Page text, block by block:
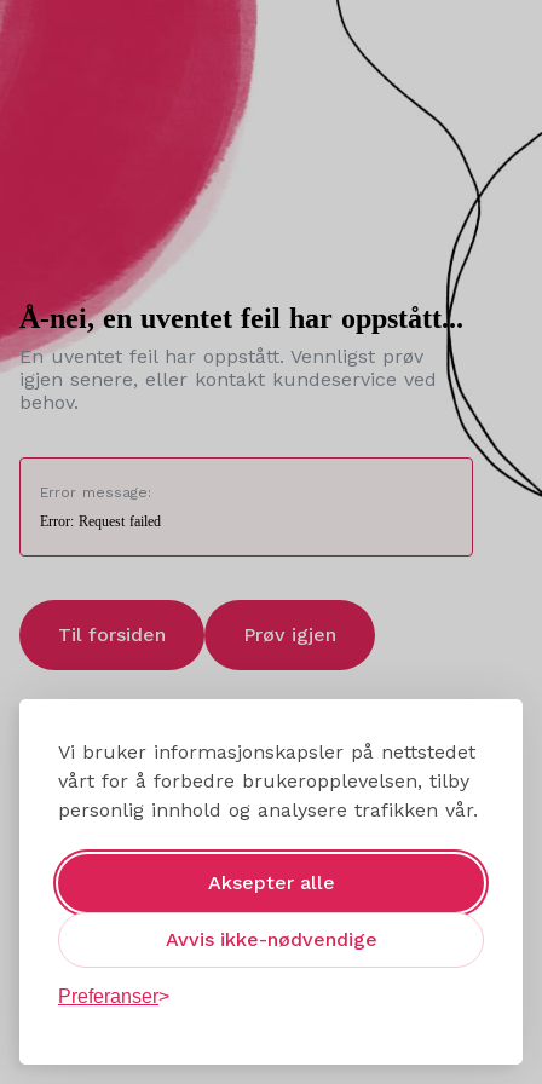
Vi bruker informasjonskapsler på nettstedet
vårt for å forbedre brukeropplevelsen, tilby
personlig innhold og analysere trafikken vår.
Aksepter alle
Avvis ikke-nødvendige
Preferanser
Å-nei, en uventet feil har oppstått...
En uventet feil har oppstått. Vennligst prøv
igjen senere, eller kontakt kundeservice ved
behov.
Error message:
Error: Request failed
Til forsiden Prøv igjen